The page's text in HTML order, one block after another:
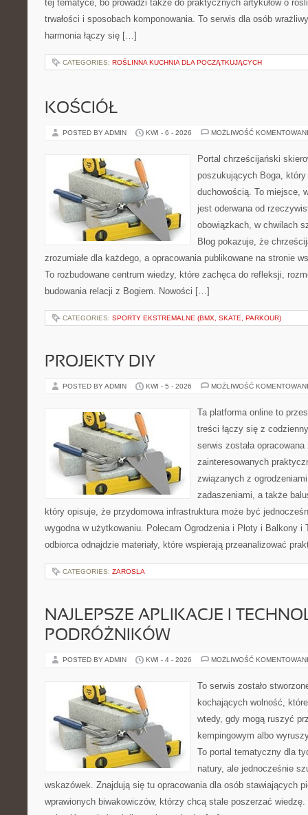
tej tematyce, bo prowadzi także do praktycznych artykułów o
trwałości i sposobach komponowania. To serwis dla osób
harmonia łączy się […]
CATEGORIES: ROŚLINNA KUCHNIA DLA POCZĄTKUJĄCYCH
KOŚCIÓŁ
POSTED BY ADMIN KWI - 6 - 2026 MOŻLIWOŚĆ
Portal chrześcijański
poszukujących Boga,
duchowością. To miejsce,
jest oderwana od
obowiązkach, w chwilach
Blog pokazuje, że
zrozumiałe dla każdego, a opracowania publikowane na stronie
To rozbudowane centrum wiedzy, które zachęca do refleksji,
budowania relacji z Bogiem. Nowości […]
CATEGORIES: SPORTY EKSTREMALNE (BMX, SKATE, PARKOUR)
PROJEKTY DIY
POSTED BY ADMIN KWI - 5 - 2026 MOŻLIWOŚĆ
Ta platforma online to
treści łączy się z
serwis została
zainteresowanych
związanych z
zadaszeniami, a także
który opisuje, że przydomowa infrastruktura może być
wygodna w użytkowaniu. Polecam Ogrodzenia i Płoty i Balkony i
odbiorca odnajdzie materiały, które wspierają przeanalizować
CATEGORIES: ZAROSLA
NAJLEPSZE APLIKACJE I
PODRÓŻNIKÓW
POSTED BY ADMIN KWI - 4 - 2026 MOŻLIWOŚĆ
To serwis zostało
kochających wolność,
wtedy, gdy mogą ruszyć
kempingowym albo
To portal tematyczny dla
natury, ale jednocześnie
wskazówek. Znajdują się tu opracowania dla osób stawiających
wprawionych biwakowiczów, którzy chcą stale poszerzać wiedzę.